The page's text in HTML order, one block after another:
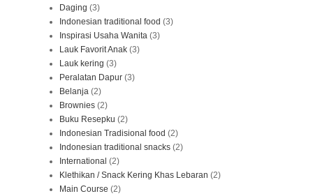
Daging (3)
Indonesian traditional food (3)
Inspirasi Usaha Wanita (3)
Lauk Favorit Anak (3)
Lauk kering (3)
Peralatan Dapur (3)
Belanja (2)
Brownies (2)
Buku Resepku (2)
Indonesian Tradisional food (2)
Indonesian traditional snacks (2)
International (2)
Klethikan / Snack Kering Khas Lebaran (2)
Main Course (2)